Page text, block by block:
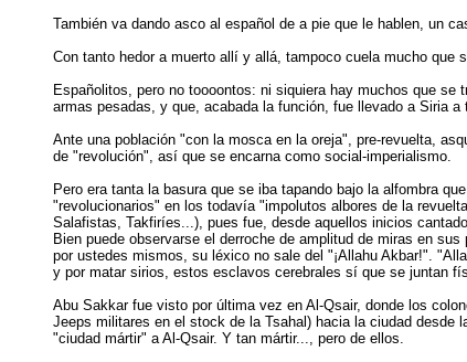
También va dando asco al español de a pie que le hablen, un
Con tanto hedor a muerto allí y allá, tampoco cuela mucho que
Españolitos, pero no toooontos: ni siquiera hay muchos que
armas pesadas, y que, acabada la función, fue llevado a Siria
Ante una población "con la mosca en la oreja", pre-revuelta,
de "revolución", así que se encarna como social-imperialismo.
Pero era tanta la basura que se iba tapando bajo la alfombra
"revolucionarios" en los todavía "impolutos albores de la
Salafistas, Takfiríes...), pues fue, desde aquellos inicios
Bien puede observarse el derroche de amplitud de miras en
por ustedes mismos, su léxico no sale del "¡Allahu Akbar!".
y por matar sirios, estos esclavos cerebrales sí que se juntan
Abu Sakkar fue visto por última vez en Al-Qsair, donde los
Jeeps militares en el stock de la Tsahal) hacia la ciudad desde
"ciudad mártir" a Al-Qsair. Y tan mártir..., pero de ellos.